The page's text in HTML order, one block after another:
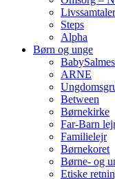
Livssamtaler
Steps
Alpha
Børn og unge
ARNE
Between
Børnekirke
Far-Barn
Familielejr
Børnekoret
Børne- og
Etiske